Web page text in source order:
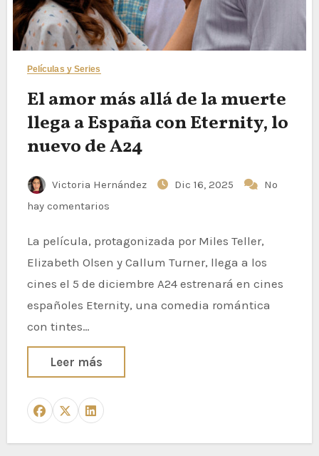
Películas y Series
El amor más allá de la muerte
llega a España con Eternity, lo
nuevo de A24​
Victoria Hernández Dic 16, 2025
No
hay comentarios
La película, protagonizada por Miles Teller,
Elizabeth Olsen y Callum Turner, llega a los
cines el 5 de diciembre A24 estrenará en cines
españoles Eternity, una comedia romántica
con tintes…
Leer más